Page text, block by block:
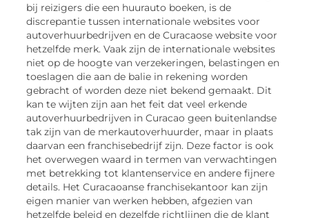
bij reizigers die een huurauto boeken, is de
discrepantie tussen internationale websites voor
autoverhuurbedrijven en de Curacaose website voor
hetzelfde merk. Vaak zijn de internationale websites
niet op de hoogte van verzekeringen, belastingen en
toeslagen die aan de balie in rekening worden
gebracht of worden deze niet bekend gemaakt. Dit
kan te wijten zijn aan het feit dat veel erkende
autoverhuurbedrijven in Curacao geen buitenlandse
tak zijn van de merkautoverhuurder, maar in plaats
daarvan een franchisebedrijf zijn. Deze factor is ook
het overwegen waard in termen van verwachtingen
met betrekking tot klantenservice en andere fijnere
details. Het Curacaoanse franchisekantoor kan zijn
eigen manier van werken hebben, afgezien van
hetzelfde beleid en dezelfde richtlijnen die de klant